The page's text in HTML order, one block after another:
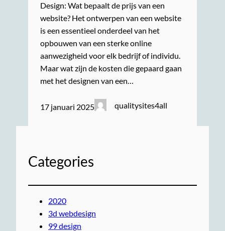
Design: Wat bepaalt de prijs van een
website? Het ontwerpen van een website
is een essentieel onderdeel van het
opbouwen van een sterke online
aanwezigheid voor elk bedrijf of individu.
Maar wat zijn de kosten die gepaard gaan
met het designen van een…
17 januari 2025 qualitysites4all
Categories
2020
3d webdesign
99 design